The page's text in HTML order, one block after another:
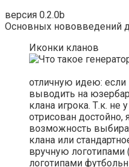
версия 0.2.0b
Основных нововведений
Иконки кланов
отличную идею: если
выводить на
клана игрока. Т.к. не
отрисован достойно,
возможность
клана или
вручную логотипами
логотипами